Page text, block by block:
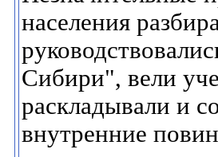
населения
Сибири", вели
раскладывали и
внутренние